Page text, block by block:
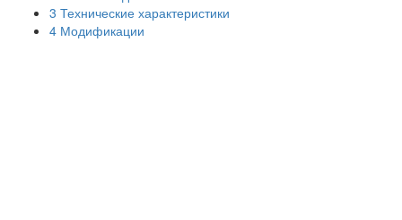
3 Технические характеристики
4 Модификации